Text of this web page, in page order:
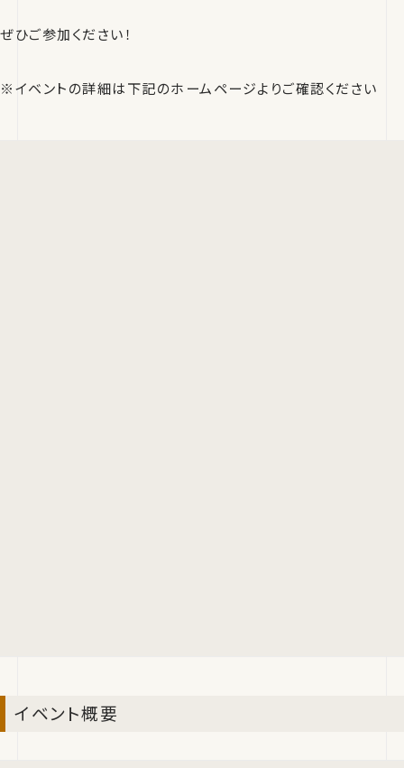
ぜひご参加ください！
※イベントの詳細は下記のホームページよりご確認ください
イベント概要